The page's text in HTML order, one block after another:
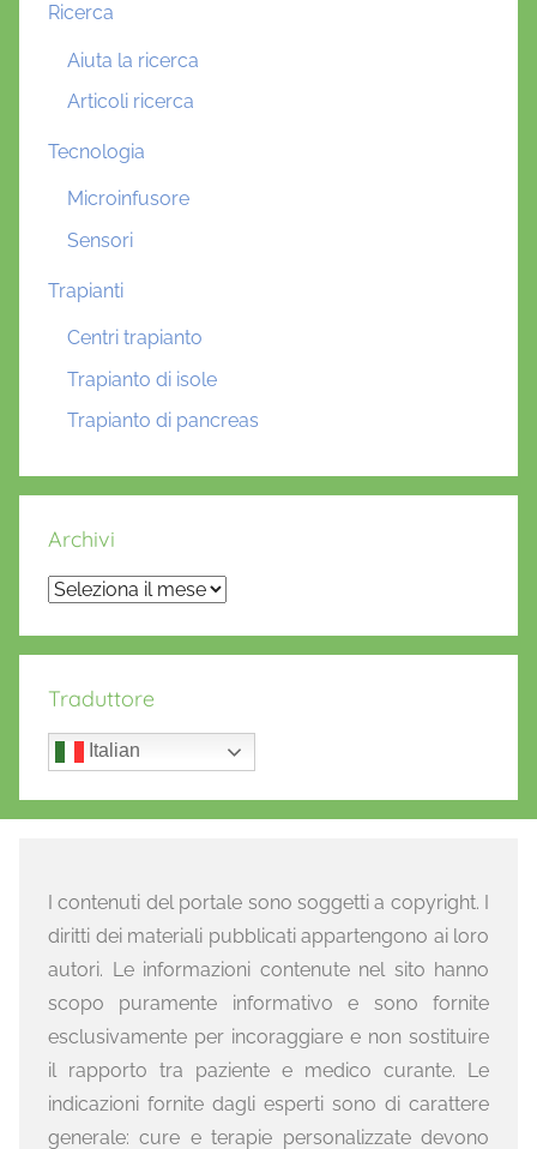
Ricerca
Aiuta la ricerca
Articoli ricerca
Tecnologia
Microinfusore
Sensori
Trapianti
Centri trapianto
Trapianto di isole
Trapianto di pancreas
Archivi
Archivi
Traduttore
Italian
I contenuti del portale sono soggetti a copyright. I
diritti dei materiali pubblicati appartengono ai loro
autori. Le informazioni contenute nel sito hanno
scopo puramente informativo e sono fornite
esclusivamente per incoraggiare e non sostituire
il rapporto tra paziente e medico curante. Le
indicazioni fornite dagli esperti sono di carattere
generale: cure e terapie personalizzate devono